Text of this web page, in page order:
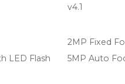
v4.1
2MP Fixed
LED Flash 5MP Auto